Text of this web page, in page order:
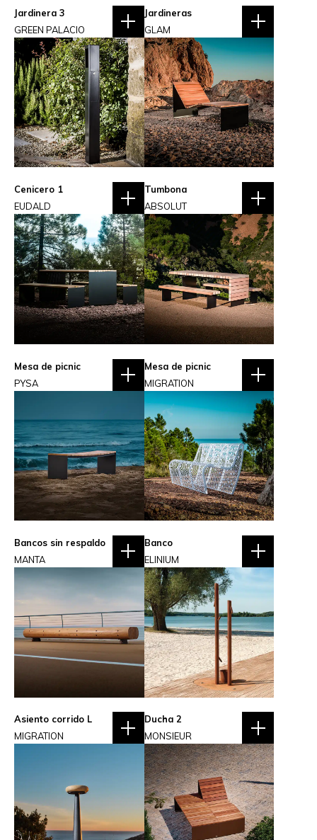
Jardinera 3
GREEN PALACIO
Jardineras
GLAM
Cenicero 1
EUDALD
Tumbona
ABSOLUT
Mesa de picnic
PYSA
Mesa de picnic
MIGRATION
Bancos sin respaldo
MANTA
Banco
ELINIUM
Asiento corrido L
MIGRATION
Ducha 2
MONSIEUR